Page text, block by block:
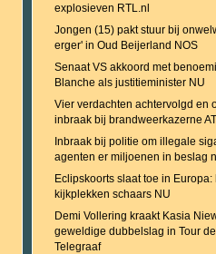
explosieven RTL.nl
Jongen (15) pakt stuur bij
erger' in Oud Beijerland NOS
Senaat VS akkoord met
Blanche als justitieminister NU
Vier verdachten achtervolgd en
inbraak bij brandweerkazerne
Inbraak bij politie om illegale
agenten er miljoenen in beslag
Eclipskoorts slaat toe in
kijkplekken schaars NU
Demi Vollering kraakt Kasia
geweldige dubbelslag in Tour
Telegraaf